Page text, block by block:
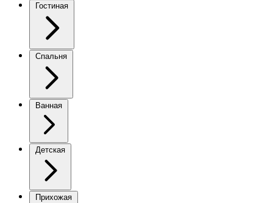
Гостиная
Спальня
Ванная
Детская
Прихожая